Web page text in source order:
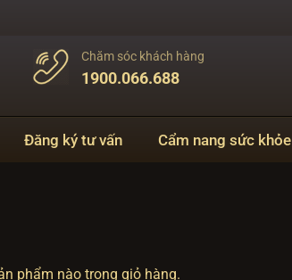
Chăm sóc khách hàng
1900.066.688
Đăng ký tư vấn Cẩm nang sức khỏe
phẩm nào trong giỏ hàng.